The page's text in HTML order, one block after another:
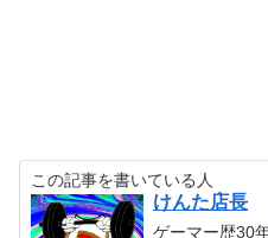
この記事を書いている人
けんた店長
ゲーマー歴30